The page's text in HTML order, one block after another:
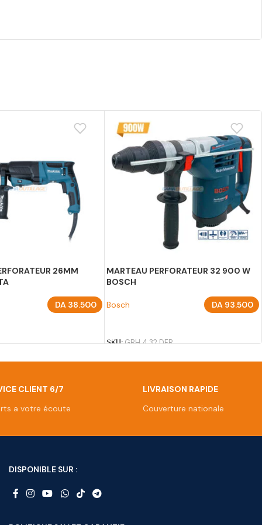
26MM
DA38.500
MARTEAU PERFORATEUR 32 900 W
BOSCH
Bosch DA93.500
SKU:GBH 4 32 DFR
CLIENT 6/7
a votre écoute
LIVRAISON RAPIDE
Couverture nationale
DISPONIBLE SUR :